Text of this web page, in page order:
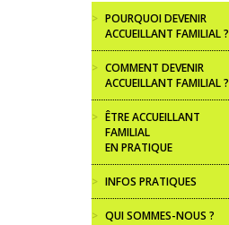
> POURQUOI DEVENIR
ACCUEILLANT FAMILIAL ?
> COMMENT DEVENIR
ACCUEILLANT FAMILIAL ?
> ÊTRE ACCUEILLANT
FAMILIAL
EN PRATIQUE
> INFOS PRATIQUES
> QUI SOMMES-NOUS ?